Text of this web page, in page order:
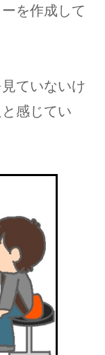
を作成して
ていないけ
感じてい